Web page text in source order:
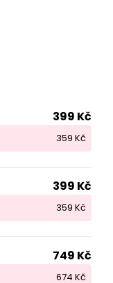
399 Kč
359 Kč
399 Kč
359 Kč
749 Kč
674 Kč